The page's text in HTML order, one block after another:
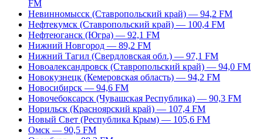
FM
Невинномысск (Ставропольский край) — 94,2 FM
Нефтекумск (Ставропольский край) — 100,4 FM
Нефтеюганск (Югра) — 92,1 FM
Нижний Новгород — 89,2 FM
Нижний Тагил (Свердловская обл.) — 97,1 FM
Новоалександровск (Ставропольский край) — 94,0 FM
Новокузнецк (Кемеровская область) — 94,2 FM
Новосибирск — 94,6 FM
Новочебоксарск (Чувашская Республика) — 90,3 FM
Норильск (Красноярский край) — 107,4 FM
Новый Свет (Республика Крым) — 105,6 FM
Омск — 90,5 FM